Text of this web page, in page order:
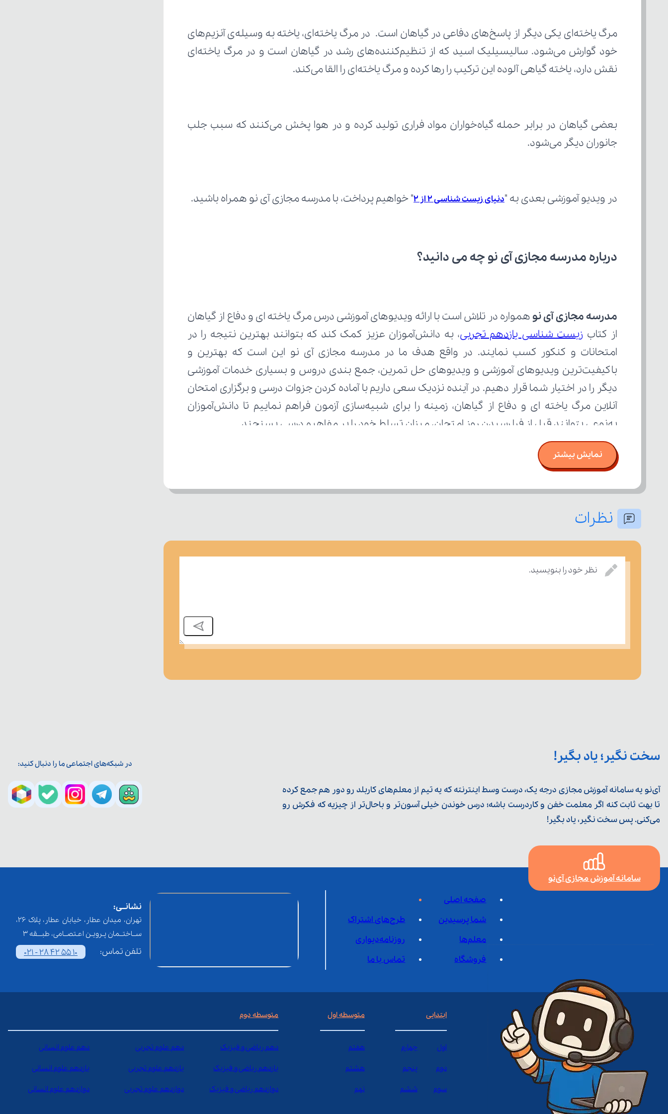
نقش دارد، یاخته گیاهی آلوده این ترکیب را رها کرده و مرگ یاخته‌ای را القا می‌کند.
جانوران دیگر می‌شود.
در ویدیو آموزشی بعدی به "دنیای زیست شناسی 2 از 2 " خواهیم پرداخت، با مدرسه مجازی آی نو همراه باشید.
درباره مدرسه مجازی آی نو چه می‌ دانید؟
مدرسه مجازی آی نو
از کتاب زیست شناسی یازدهم تجربی
به‌نوعی بتوانند قبل از فرا رسیدن روز امتحان، میزان تسلط خود را بر مفاهیم درسی بسنجند.
نمایش بیشتر
نظرات
نظر خود را بنویسید.
سخت نگیر؛ یاد بگیر!
آی‌نو یه سامانه آموزش مجازی درجه یک، درست وسط اینترنته که یه تیم از معلم‌‌های کاربلد رو دور هم جمع کرده
تا بهت ثابت کنه اگر معلمت خفن و کاردرست باشه؛ درس خوندن خیلی آسون‌تر و باحال‌تر از چیزیه که فکرش رو
می‌کنی. پس سخت نگیر، یاد بگیر!
در شبکه‌های اجتماعی ما را دنبال کنید:
سامانه آموزش مجازی آی‌نو
صفحه اصلی
شما پرسیدین
طرح‌های اشتراک
معلم‌ها
روزنامه‌دیواری
فروشگاه
تماس با ما
نشانــی:
تهران، میدان عطار، خیابان عطار، پلاک 26،
ســاختــمان پـرویـن اعـتصــامی، طبـــقه 3
تلفن تماس: 021 - 28 42 55 10
ابتدایی
اول چهارم
دوم پنجم
سوم ششم
متوسطه اول
هفتم
هشتم
نهم
متوسطه دوم
دهم ریاضی و فیزیک دهم علوم تجربی دهم علوم انسانی
یازدهم ریاضی و فیزیک یازدهم علوم تجربی یازدهم علوم انسانی
دوازدهم ریاضی و فیزیک دوازدهم علوم تجربی دوازدهم علوم انسانی